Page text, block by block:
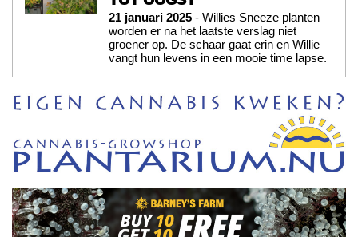
21 januari 2025 - Willies Sneeze planten
worden er na het laatste verslag niet
groener op. De schaar gaat erin en Willie
vangt hun levens in een mooie time lapse.